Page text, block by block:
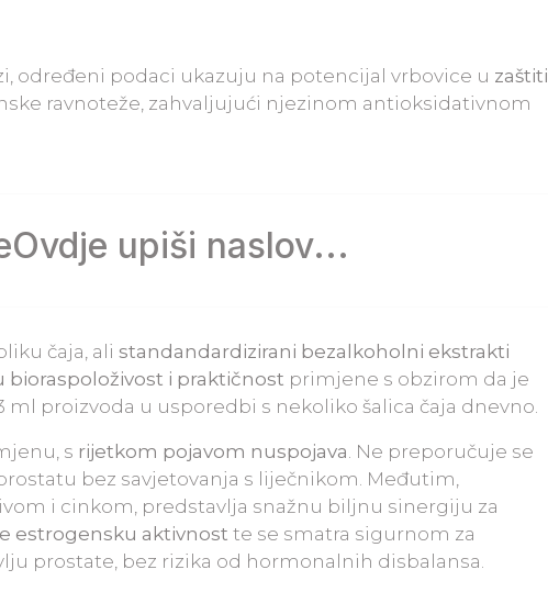
određeni podaci ukazuju na potencijal vrbovice u zaštiti
ravnoteže, zahvaljujući njezinom antioksidativnom
Ovdje upiši naslov...
čaja, ali standandardizirani bezalkoholni ekstrakti
bioraspoloživost i praktičnost primjene s obzirom da je
ml proizvoda u usporedbi s nekoliko šalica čaja dnevno.
s rijetkom pojavom nuspojava . Ne preporučuje se
bez savjetovanja s liječnikom. Međutim,
i cinkom, predstavlja snažnu biljnu sinergiju za
estrogensku aktivnost te se smatra sigurnom za
prostate, bez rizika od hormonalnih disbalansa.